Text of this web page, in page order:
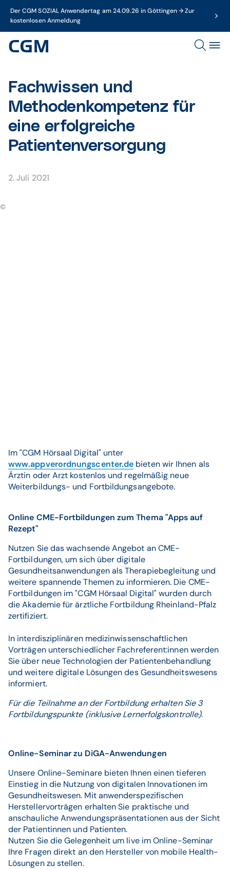
Der CGM SOZIAL Anwendertag am 24.09.26 in Göttingen → Zur
kostenlosen Anmeldung
Fachwissen und
Methodenkompetenz für
eine erfolgreiche
Patientenversorgung
2. Juli 2021
©
Im "CGM Hörsaal Digital" unter
www.appverordnungscenter.de bieten wir Ihnen als
Ärztin oder Arzt kostenlos und regelmäßig neue
Weiterbildungs- und Fortbildungsangebote.
Online CME-Fortbildungen zum Thema "Apps auf
Rezept"
Nutzen Sie das wachsende Angebot an CME-
Fortbildungen, um sich über digitale
Gesundheitsanwendungen als Therapiebegleitung und
weitere spannende Themen zu informieren. Die CME-
Fortbildungen im "CGM Hörsaal Digital" wurden durch
die Akademie für ärztliche Fortbildung Rheinland-Pfalz
zertifiziert.
In interdisziplinären medizinwissenschaftlichen
Vorträgen unterschiedlicher Fachreferent:innen werden
Sie über neue Technologien der Patientenbehandlung
und weitere digitale Lösungen des Gesundheitswesens
informiert.
Für die Teilnahme an der Fortbildung erhalten Sie 3
Fortbildungspunkte (inklusive Lernerfolgskontrolle).
Online-Seminar zu DiGA-Anwendungen
Unsere Online-Seminare bieten Ihnen einen tieferen
Einstieg in die Nutzung von digitalen Innovationen im
Gesundheitswesen. Mit anwenderspezifischen
Herstellervorträgen erhalten Sie praktische und
anschauliche Anwendungspräsentationen aus der Sicht
der Patientinnen und Patienten.
Nutzen Sie die Gelegenheit um live im Online-Seminar
Ihre Fragen direkt an den Hersteller von mobile Health-
Lösungen zu stellen.